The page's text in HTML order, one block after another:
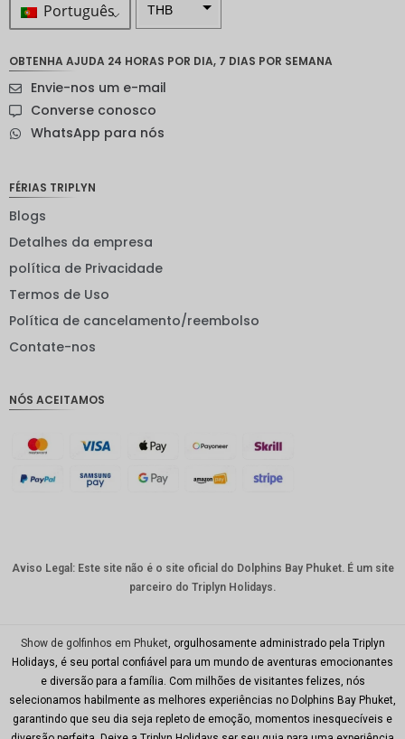
Português THB
sueca
neozelan
ienes
EUR
suíço
australia
CNY
TWD
Minhas
Ries
OBTENHA AJUDA 24 HORAS POR DIA, 7 DIAS POR SEMANA
Envie-nos um e-mail
Converse conosco
WhatsApp para nós
FÉRIAS TRIPLYN
Blogs
Detalhes da empresa
política de Privacidade
Termos de Uso
Política de cancelamento/reembolso
Contate-nos
NÓS ACEITAMOS
Aviso Legal: Este site não é o site oficial do Dolphins Bay Phuket. É um site
parceiro do Triplyn Holidays.
Show de golfinhos em Phuket , orgulhosamente administrado pela Triplyn
Holidays, é seu portal confiável para um mundo de aventuras emocionantes
e diversão para a família. Com milhões de visitantes felizes, nós
selecionamos habilmente as melhores experiências no Dolphins Bay Phuket,
garantindo que seu dia seja repleto de emoção, momentos inesquecíveis e